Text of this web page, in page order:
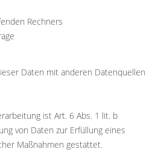
Rechners
Daten mit anderen Datenquellen
ist Art. 6 Abs. 1 lit. b
von Daten zur Erfüllung eines
Maßnahmen gestattet.